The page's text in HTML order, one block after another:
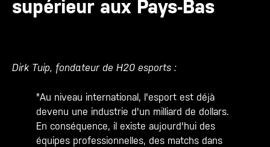
supérieur aux Pays-Bas
Dirk Tuip, fondateur de H20 esports :
"Au niveau international, l'esport est déjà
devenu une industrie d'un milliard de dollars.
En conséquence, il existe aujourd'hui des
équipes professionnelles, des matchs dans